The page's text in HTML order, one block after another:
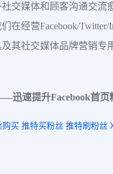
交媒体和顾客沟通交
在经营Facebook/
其社交媒体品牌营销专
迅速提升Facebook首页
买 推特买粉丝 推特刷粉丝